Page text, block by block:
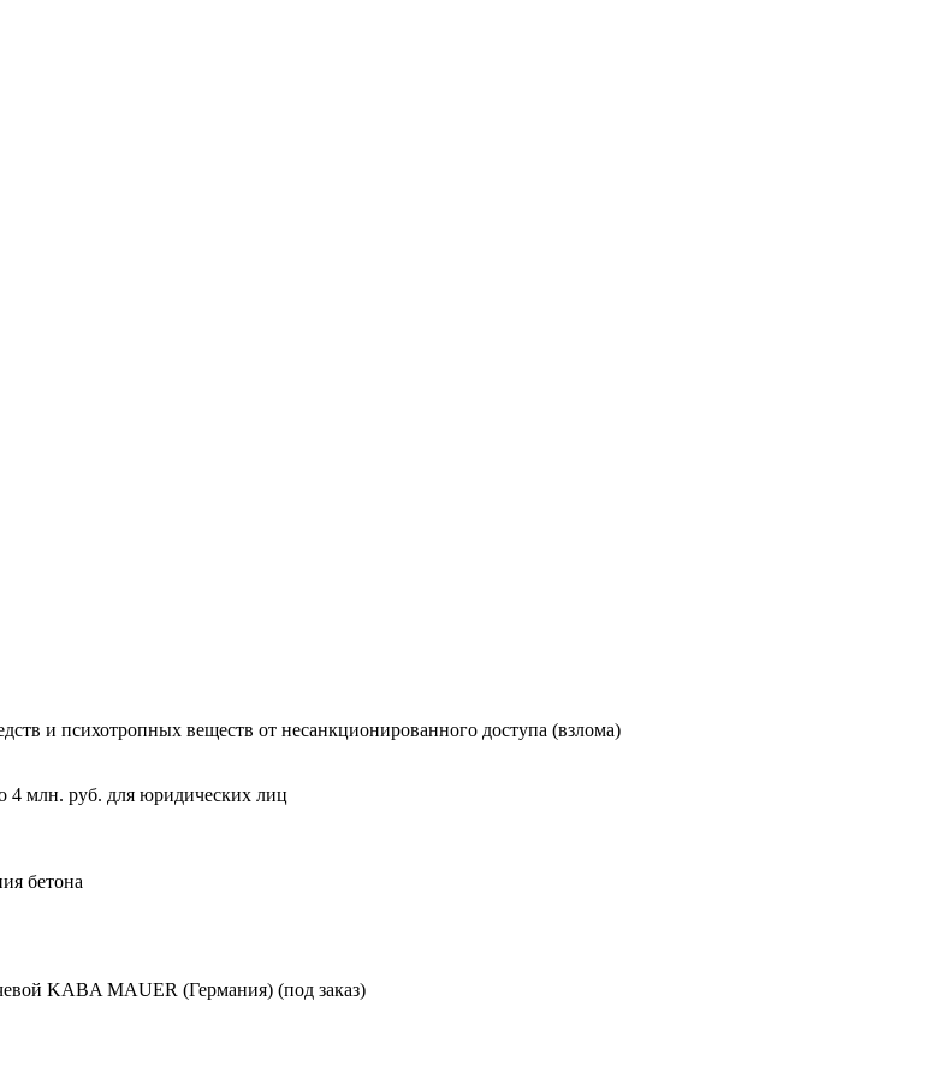
и психотропных веществ от несанкционированного доступа (взлома)
4 млн. руб. для юридических лиц
бетона
KABA MAUER (Германия) (под заказ)